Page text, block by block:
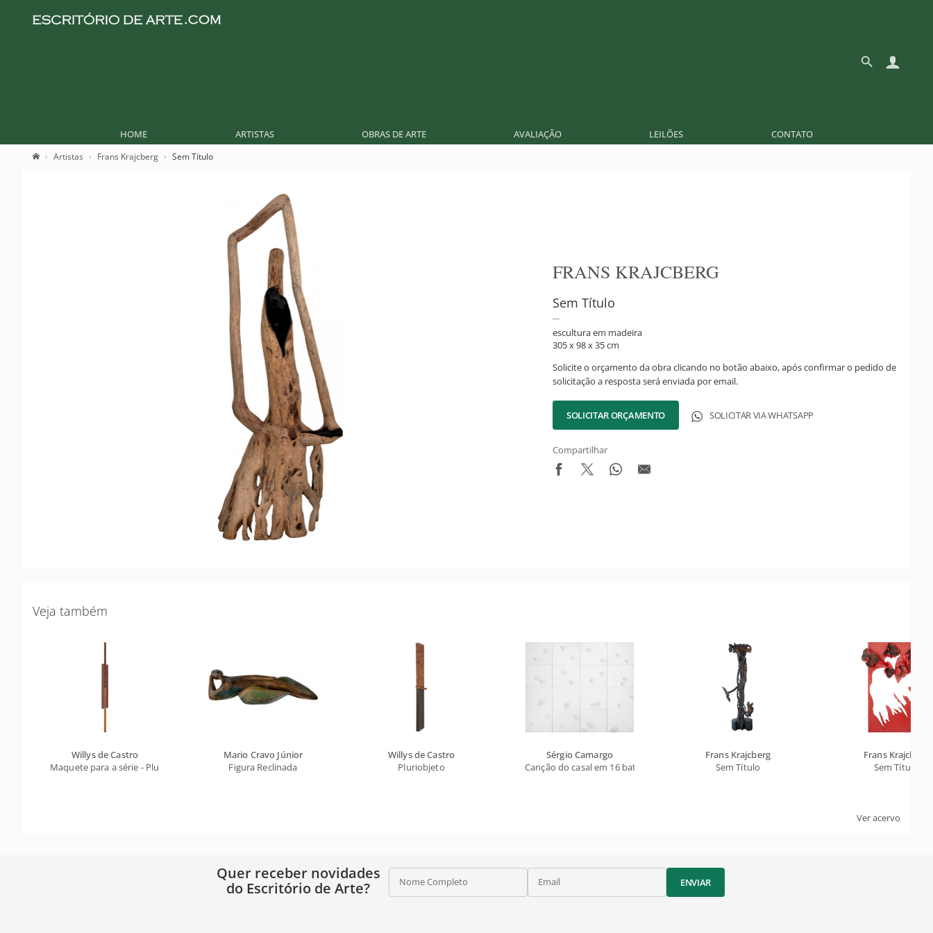
HOME ARTISTAS OBRAS DE ARTE AVALIAÇÃO LEILÕES CONTATO
Artistas Frans Krajcberg Sem Título
FRANS KRAJCBERG
Sem Título
escultura em madeira
305 x 98 x 35 cm
Solicite o orçamento da obra clicando no botão abaixo, após confirmar o pedido de
solicitação a resposta será enviada por email.
SOLICITAR ORÇAMENTO SOLICITAR VIA WHATSAPP
Compartilhar
Veja também
Willys de Castro
Maquete para a série - Pluriobjeto A6
Mario Cravo Júnior
Figura Reclinada
Willys de Castro
Pluriobjeto
Sérgio Camargo
Canção do casal em 16 batidas
Frans Krajcberg
Sem Título
Frans Krajcberg
Sem Título
Ver acervo
Quer receber novidades
do Escritório de Arte?
Nome Completo Email ENVIAR